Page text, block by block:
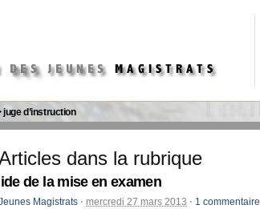
juge d’instruction
dans la rubrique
de la mise en examen
Magistrats ⋅ mercredi 27 mars 2013 ⋅ 1 commentaire